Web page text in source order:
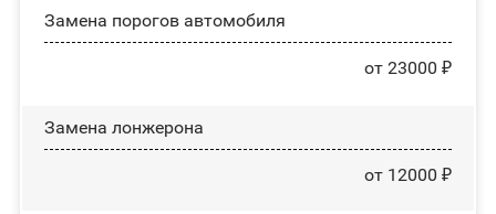
Замена порогов автомобиля
от 23000 ₽
Замена лонжерона
от 12000 ₽